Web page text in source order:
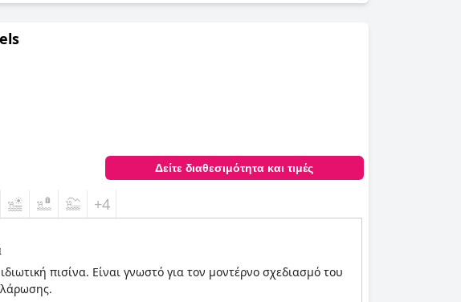
Δείτε διαθεσιμότητα και τιμές
+4
πισίνα. Είναι γνωστό για τον μοντέρνο σχεδιασμό του